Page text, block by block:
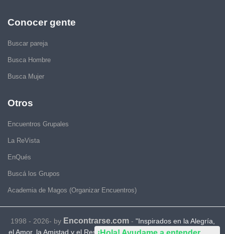
Conocer gente
Buscar pareja
Busca Hombre
Busca Mujer
Otros
Encuentros Grupales
La ReVista
EnQués
Buscá los Grupos
Academia de Magos (Organizar Encuentros)
1998 - 2026- by Encontrarse.com- "Inspirados en la Alegría,
el Amor, la Amistad y el Respeto, motivamos a la gente a que sea